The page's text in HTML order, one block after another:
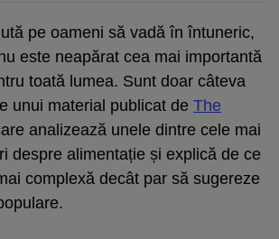
pe oameni să vadă în întuneric,
este neapărat cea mai importantă
toată lumea. Sunt doar câteva
unui material publicat de The
analizează unele dintre cele mai
despre alimentație și explică de ce
complexă decât par să sugereze